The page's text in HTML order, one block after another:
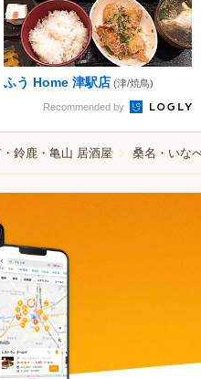
ふう Home 津駅店 (津/焼鳥)
Recommended by
鈴鹿・亀山 居酒屋 桑名・いな